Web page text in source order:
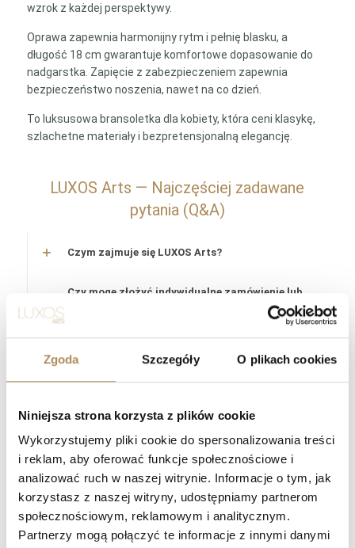
Zgoda Szczegóły O plikach cookies
Niniejsza strona korzysta z plików cookie
Wykorzystujemy pliki cookie do spersonalizowania treści
i reklam, aby oferować funkcje społecznościowe i
analizować ruch w naszej witrynie. Informacje o tym, jak
korzystasz z naszej witryny, udostępniamy partnerom
społecznościowym, reklamowym i analitycznym.
Partnerzy mogą połączyć te informacje z innymi danymi
wzrok z każdej perspektywy.
Oprawa zapewnia harmonijny rytm i pełnię blasku, a
długość 18 cm gwarantuje komfortowe dopasowanie do
nadgarstka. Zapięcie z zabezpieczeniem zapewnia
bezpieczeństwo noszenia, nawet na co dzień.
To luksusowa bransoletka dla kobiety, która ceni klasykę,
szlachetne materiały i bezpretensjonalną elegancję.
LUXOS Arts — Najczęściej zadawane
pytania (Q&A)
Czym zajmuje się LUXOS Arts?
Czy mogę złożyć indywidualne zamówienie lub
poprosić o wyszukanie konkretnego przedmiotu?
autentyczne i wartościowe?
autentyczności?
Co oznacza „LUXOS Arts Certified Selection”?
Jakie certyfikaty posiada zespół LUXOS Arts?
Czy zegarki z oferty LUXOS Arts objęte są